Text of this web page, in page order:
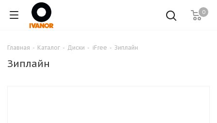
0
Главная - Каталог - Диски - iFree - Зиплайн
Зиплайн